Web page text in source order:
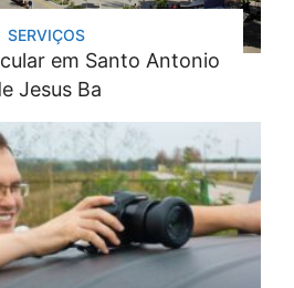
SERVIÇOS
em Santo Antonio
Jesus Ba